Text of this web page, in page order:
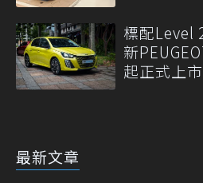
標配Level
新
起正式上市
最新文章